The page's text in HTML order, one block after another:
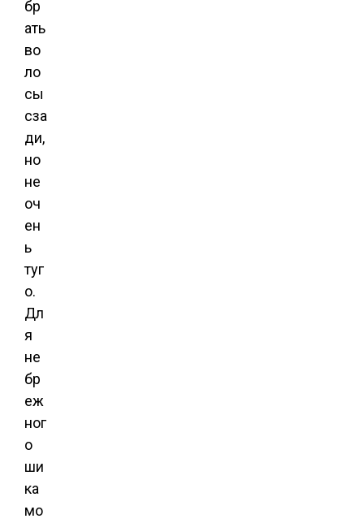
бр
ать
во
ло
сы
сза
ди,
но
не
оч
ен
ь
туг
о.
Дл
я
не
бр
еж
ног
о
ши
ка
мо